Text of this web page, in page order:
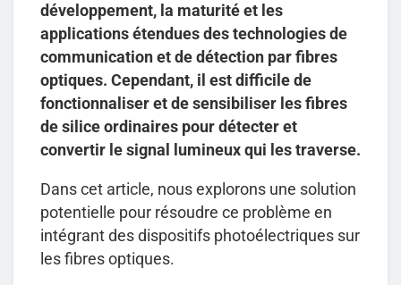
développement, la maturité et les
applications étendues des technologies de
communication et de détection par fibres
optiques. Cependant, il est difficile de
fonctionnaliser et de sensibiliser les fibres
de silice ordinaires pour détecter et
convertir le signal lumineux qui les traverse.
Dans cet article, nous explorons une solution
potentielle pour résoudre ce problème en
intégrant des dispositifs photoélectriques sur
les fibres optiques.